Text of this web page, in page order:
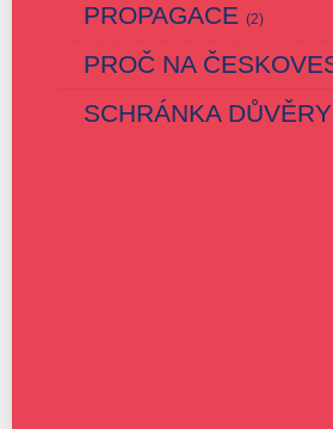
PROPAGACE (2)
SCHRÁNKA DŮVĚRY